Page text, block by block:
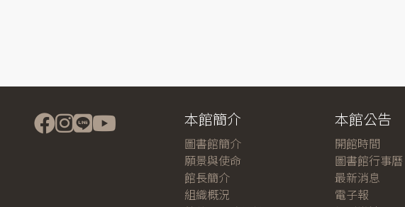
本館簡介
圖書館簡介
願景與使命
館長簡介
組織概況
本館公告
開館時間
圖書館行事曆
最新消息
電子報